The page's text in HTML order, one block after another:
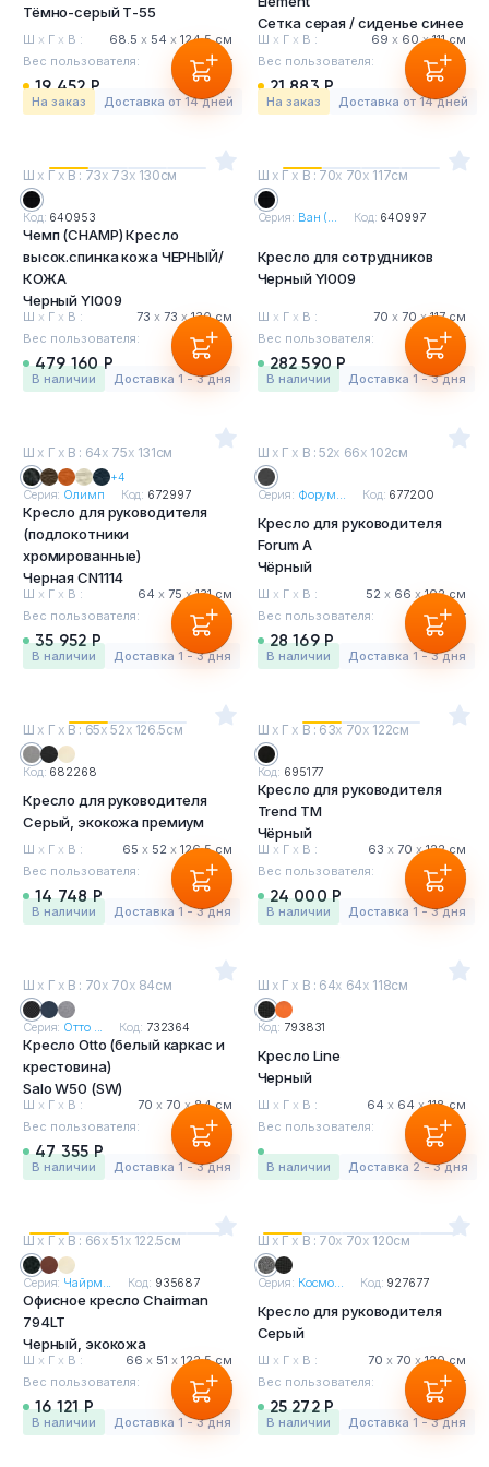
Тёмно-серый Т-55
Ш х Г х В : 68.5 х54 х124.5 см
Вес пользователя:
120 кг
19 452 Р
На заказ Доставка от 14 дней
Сетка серая / сиденье синее
Ш х Г х В : 69 х 60х111 см
Вес пользователя:
120 кг
21 883 Р
На заказ Доставка от 14 дней
Ш х Г х В : 73х 73х 130см
Код: 640953
Чемп (CHAMP) Кресло
высок.спинка кожа ЧЕРНЫЙ/
КОЖА
Черный YI009
Ш х Г х В : 73 х73 х130 см
Вес пользователя:
120 кг
479 160 Р
в наличии Доставка 1 - 3 дня
Ш х Г х В : 70х 70х 117см
Серия: Ван (... Код: 640997
Кресло для сотрудников
Черный YI009
Ш х Г х В : 70 х 70х117 см
Вес пользователя:
120 кг
282 590 Р
в наличии Доставка 1 - 3 дня
Ш х Г х В : 64х 75х 131см
+4
Серия: Олимп Код: 672997
Кресло для руководителя
(подлокотники
хромированные)
Черная CN1114
Ш х Г х В : 64 х75х131 см
Вес пользователя:
120 кг
35 952 Р
в наличии Доставка 1 - 3 дня
Ш х Г х В : 52х 66х 102см
Серия: Форум... Код: 677200
Кресло для руководителя
Forum A
Чёрный
Ш х Г х В : 52 х 66 х102 см
Вес пользователя:
120 кг
28 169 Р
в наличии Доставка 1 - 3 дня
Ш х Г х В : 65х 52х 126.5см
Код: 682268
Кресло для руководителя
Серый, экокожа премиум
Ш х Г х В : 65 х52 х126.5 см
Вес пользователя:
120 кг
14 748 Р
в наличии Доставка 1 - 3 дня
Ш х Г х В : 63х 70х 122см
Код: 695177
Кресло для руководителя
Trend TM
Чёрный
Ш х Г х В : 63 х 70 х122 см
Вес пользователя:
120 кг
24 000 Р
в наличии Доставка 1 - 3 дня
Ш х Г х В : 70х 70х 84см
Серия: Отто ... Код: 732364
Кресло Otto (белый каркас и
крестовина)
Salo W50 (SW)
Ш х Г х В : 70 х70 х84 см
Вес пользователя:
120 кг
47 355 Р
в наличии Доставка 1 - 3 дня
Ш х Г х В : 64х 64х 118см
Код: 793831
Кресло Line
Черный
Ш х Г х В : 64 х 64 х118 см
Вес пользователя:
120 кг
в наличии Доставка 2 - 3 дня
Ш х Г х В : 66х 51х 122.5см
Серия: Чайрм... Код: 935687
Офисное кресло Chairman
794LT
Черный, экокожа
Ш х Г х В : 66 х51 х122.5 см
Вес пользователя:
120 кг
16 121 Р
в наличии Доставка 1 - 3 дня
Ш х Г х В : 70х 70х 120см
Серия: Космо... Код: 927677
Кресло для руководителя
Серый
Ш х Г х В : 70 х 70 х120 см
Вес пользователя:
120 кг
25 272 Р
в наличии Доставка 1 - 3 дня
Тумбы офисные
Офисные шкафы
Сейфы и металлическая мебель
Обеденная зона
Кашпо